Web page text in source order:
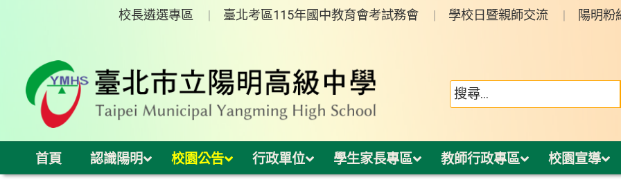
校長遴選專區 臺北考區115年國中教育會考試務會 學校日暨親師交流 陽明粉
首頁 認識陽明 校園公告 行政單位 學生家長專區 教師行政專區 校園宣導